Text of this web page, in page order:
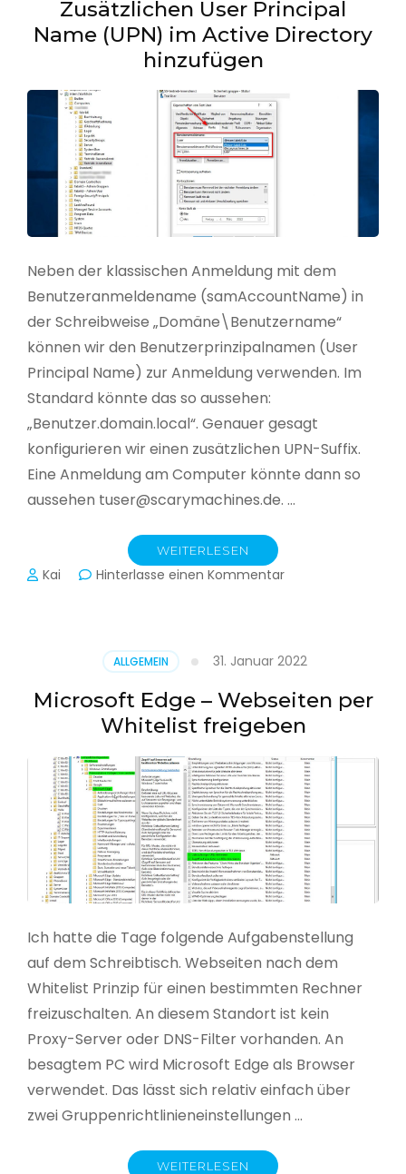
Zusätzlichen User Principal
Name (UPN) im Active Directory
hinzufügen
Neben der klassischen Anmeldung mit dem
Benutzeranmeldename (samAccountName) in
der Schreibweise „Domäne\Benutzername“
können wir den Benutzerprinzipalnamen (User
Principal Name) zur Anmeldung verwenden. Im
Standard könnte das so aussehen:
„Benutzer.domain.local“. Genauer gesagt
konfigurieren wir einen zusätzlichen UPN-Suffix.
Eine Anmeldung am Computer könnte dann so
aussehen tuser@scarymachines.de. …
WEITERLESEN
Kai Hinterlasse einen Kommentarzu
(UPN)
im
Active
Directory
ALLGEMEIN 31. Januar 2022
Microsoft Edge – Webseiten per
Whitelist freigeben
Ich hatte die Tage folgende Aufgabenstellung
auf dem Schreibtisch. Webseiten nach dem
Whitelist Prinzip für einen bestimmten Rechner
freizuschalten. An diesem Standort ist kein
Proxy-Server oder DNS-Filter vorhanden. An
besagtem PC wird Microsoft Edge als Browser
verwendet. Das lässt sich relativ einfach über
zwei Gruppenrichtlinieneinstellungen …
WEITERLESEN